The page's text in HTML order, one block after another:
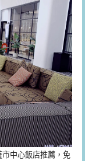
中心飯店推薦，免